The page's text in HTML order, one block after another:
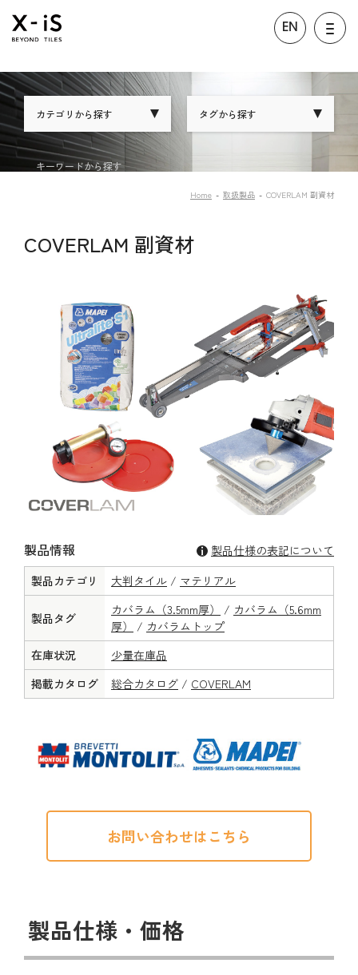
EN
カテゴリから探す タグから探す
キーワードから探す
Home 取扱製品 COVERLAM 副資材
COVERLAM 副資材
製品情報
製品仕様の表記について
製品カテゴリ
大判タイル / マテリアル
製品タグ
カバラム（3.5mm厚） / カバラム（5.6mm
厚）
/ カバラムトップ
在庫状況
少量在庫品
掲載カタログ
総合カタログ / COVERLAM
お問い合わせはこちら
製品仕様・価格